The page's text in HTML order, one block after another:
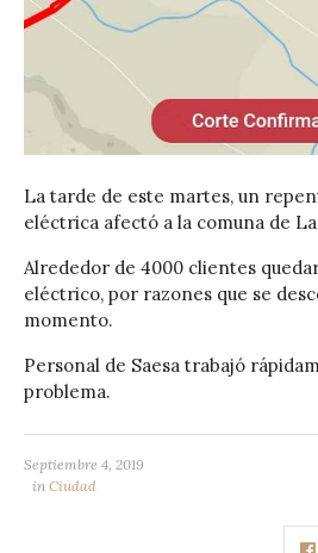
La tarde de este martes, un
eléctrica afectó a la comuna de
Alrededor de 4000 clientes
eléctrico, por razones que se
momento.
Personal de Saesa trabajó
problema.
Septiembre 4, 2019
in Ciudad